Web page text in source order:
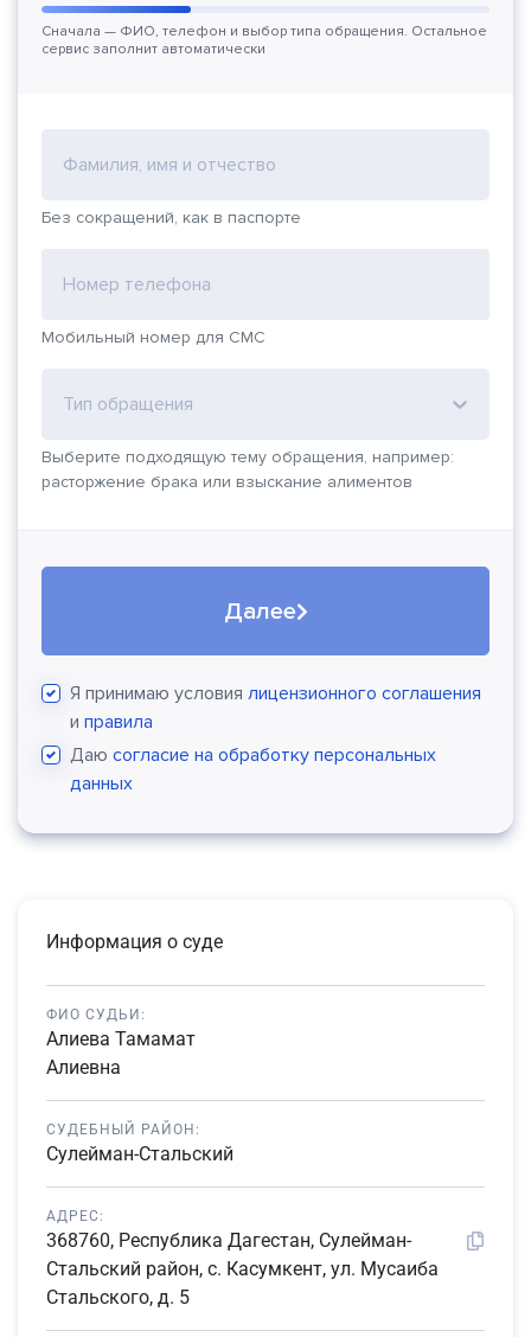
Сначала — ФИО, телефон и выбор типа обращения. Остальное
сервис заполнит автоматически
Фамилия, имя и отчество
Без сокращений, как в паспорте
Номер телефона
Мобильный номер для СМС
Тип обращения
Выберите подходящую тему обращения, например:
расторжение брака или взыскание алиментов
Далее
Я принимаю условия лицензионного соглашения
и правила
Даю согласие на обработку персональных
данных
Информация о суде
ФИО СУДЬИ:
Алиева Тамамат
Алиевна
СУДЕБНЫЙ РАЙОН:
Сулейман-Стальский
АДРЕС:
368760, Республика Дагестан, Сулейман-
Стальский район, с. Касумкент, ул. Мусаиба
Стальского, д. 5